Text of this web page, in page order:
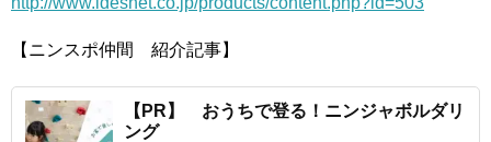
【ニンスポ仲間 紹介記事】
【PR】 おうちで登る！ニンジャボルダリ
ング